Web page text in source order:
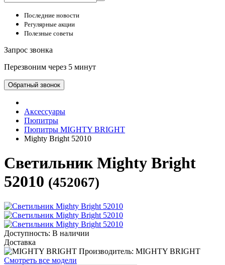
Последние новости
Регулярные акции
Полезные советы
Запрос звонка
Перезвоним через 5 минут
Обратный звонок
Аксессуары
Пюпитры
Пюпитры MIGHTY BRIGHT
Mighty Bright 52010
Светильник Mighty Bright
52010 (452067)
Доступность: В наличии
Доставка
Производитель: MIGHTY BRIGHT
Смотреть все модели